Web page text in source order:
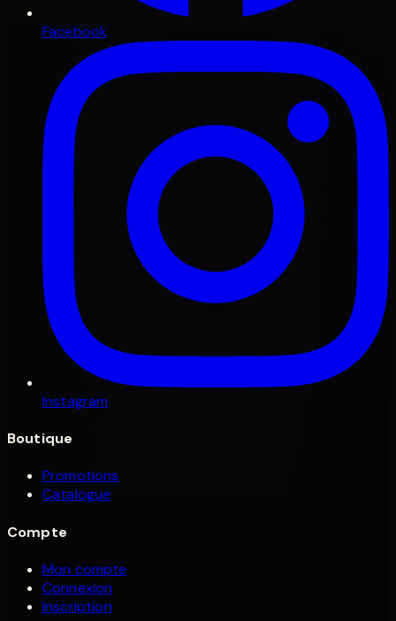
Facebook
Instagram
Boutique
Promotions
Catalogue
Compte
Mon compte
Connexion
Inscription